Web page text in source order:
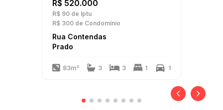
R$ 520.000
R$ 90 de Iptu
R$ 300 de Condomínio
Rua Contendas
Prado
83m² 3 3 1 1